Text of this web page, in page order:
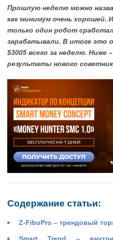
Прошлую неделю можно
как минимум очень хорошей.
только один робот
зарабатывали. В итоге это
$3005 всего за неделю. Ниже
результаты нового
Содержание статьи:
Z-FiboPro – трендовый